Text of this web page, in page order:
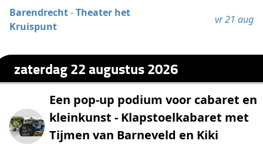
Barendrecht-Theater het
Kruispunt
vr 21 aug
zaterdag 22 augustus 2026
Een pop-up podium voor cabaret en
kleinkunst - Klapstoelkabaret met
Tijmen van Barneveld en Kiki